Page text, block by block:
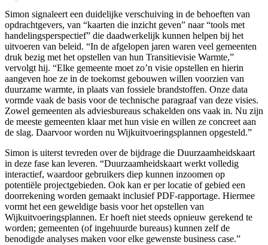
Simon signaleert een duidelijke verschuiving in de behoeften van
opdrachtgevers, van “kaarten die inzicht geven” naar “tools met
handelingsperspectief” die daadwerkelijk kunnen helpen bij het
uitvoeren van beleid. “In de afgelopen jaren waren veel gemeenten
druk bezig met het opstellen van hun Transitievisie Warmte,”
vervolgt hij. “Elke gemeente moet zo’n visie opstellen en hierin
aangeven hoe ze in de toekomst gebouwen willen voorzien van
duurzame warmte, in plaats van fossiele brandstoffen. Onze data
vormde vaak de basis voor de technische paragraaf van deze visies.
Zowel gemeenten als adviesbureaus schakelden ons vaak in. Nu zijn
de meeste gemeenten klaar met hun visie en willen ze concreet aan
de slag. Daarvoor worden nu Wijkuitvoeringsplannen opgesteld.”
Simon is uiterst tevreden over de bijdrage die Duurzaamheidskaart
in deze fase kan leveren. “Duurzaamheidskaart werkt volledig
interactief, waardoor gebruikers diep kunnen inzoomen op
potentiële projectgebieden. Ook kan er per locatie of gebied een
doorrekening worden gemaakt inclusief PDF-rapportage. Hiermee
vormt het een geweldige basis voor het opstellen van
Wijkuitvoeringsplannen. Er hoeft niet steeds opnieuw gerekend te
worden; gemeenten (of ingehuurde bureaus) kunnen zelf de
benodigde analyses maken voor elke gewenste business case.”